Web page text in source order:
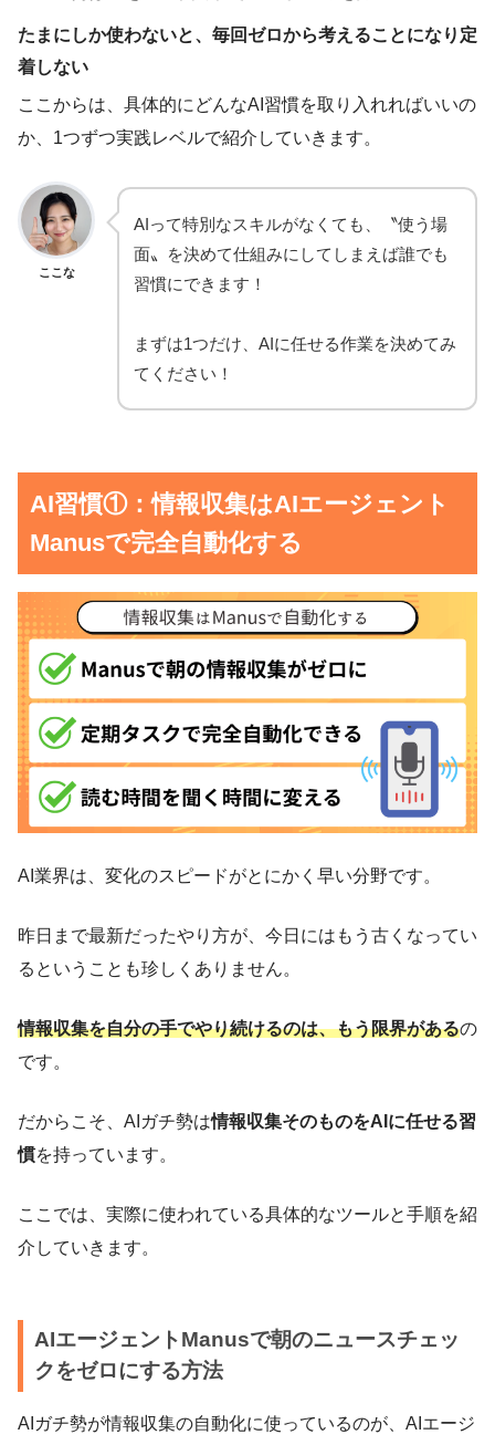
たまにしか使わないと、毎回ゼロから考えることになり定
着しない
ここからは、具体的にどんなAI習慣を取り入れればいいの
か、1つずつ実践レベルで紹介していきます。
ここな
AIって特別なスキルがなくても、〝使う場
面〟を決めて仕組みにしてしまえば誰でも
習慣にできます！
まずは1つだけ、AIに任せる作業を決めてみ
てください！
AI習慣①：情報収集はAIエージェント
Manusで完全自動化する
AI業界は、変化のスピードがとにかく早い分野です。
昨日まで最新だったやり方が、今日にはもう古くなってい
るということも珍しくありません。
情報収集を自分の手でやり続けるのは、もう限界があるの
です。
だからこそ、AIガチ勢は情報収集そのものをAIに任せる習
慣を持っています。
ここでは、実際に使われている具体的なツールと手順を紹
介していきます。
AIエージェントManusで朝のニュースチェッ
クをゼロにする方法
AIガチ勢が情報収集の自動化に使っているのが、AIエージ